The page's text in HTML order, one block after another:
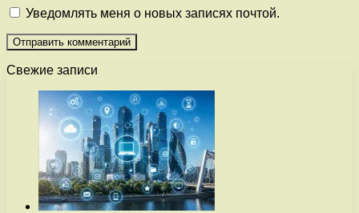
Уведомлять меня о новых записях почтой.
Свежие записи